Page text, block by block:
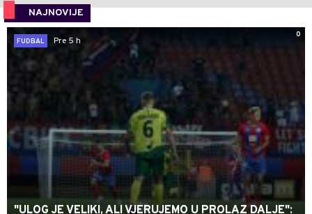
NAJNOVIJE
0
FUDBAL
Pre 5 h
"ULOG JE VELIKI, ALI VJERUJEMO U PROLAZ DALJE":